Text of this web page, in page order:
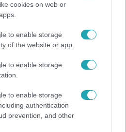
cookies on web or
to enable storage
of the website or app.
to enable storage
to enable storage
authentication
prevention, and other
most óceánjáró hajón